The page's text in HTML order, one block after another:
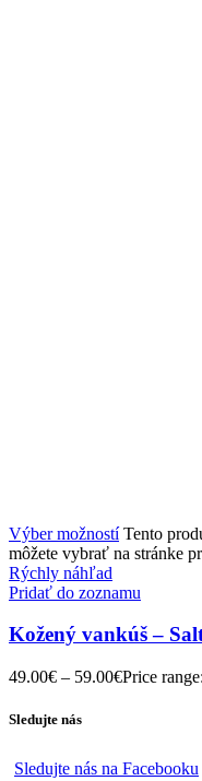
Výber možností Tento
môžete vybrať na stránke
Rýchly náhľad
Pridať do zoznamu
Kožený vankúš –
49.00€ – 59.00€Price
Sledujte nás
Sledujte nás na Facebooku